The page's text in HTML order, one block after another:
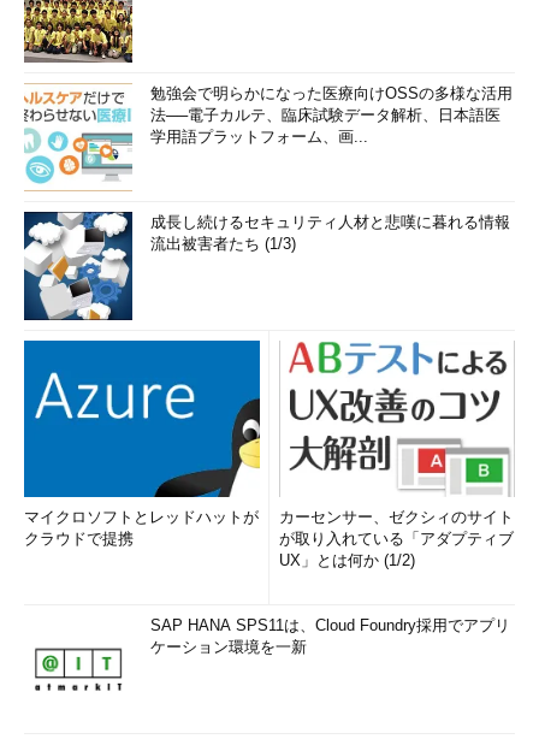
して次へ進む。
（4）QRコードではなく「シークレ
ットキー」で関連付けを行う場合は、こ
Androidで認証アプリによるDropboxの2段階認証を有効化
する（その10）
これはGoogle認証システムで、画面に表示されたQRコード
前述したDropboxのウィザードの途中で現れたQR
コード。この白い枠内にQRコードを収めると自動的に撮影
され、次に進む。
勉強会で明らかになった医療向けOSSの多様な活用
法──電子カルテ、臨床試験データ解析、日本語医
学用語プラットフォーム、画...
成長し続けるセキュリティ人材と悲嘆に暮れる情報
流出被害者たち (1/3)
マイクロソフトとレッドハットが
クラウドで提携
カーセンサー、ゼクシィのサイト
が取り入れている「アダプティブ
UX」とは何か (1/2)
SAP HANA SPS11は、Cloud Foundry採用でアプリ
ケーション環境を一新